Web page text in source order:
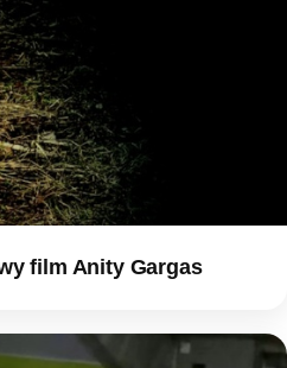
film Anity Gargas